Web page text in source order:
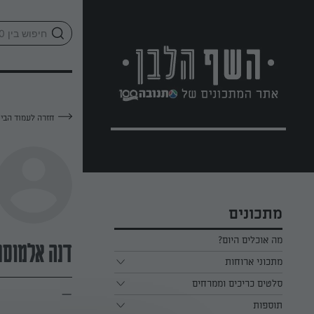
מתכונים
מה אוכלים היום?
מתכוני ארוחות
ארוחת בוקר
ארוחת צהריים
סלטים כריכים וממרחים
כל הסלטים כריכים וממרחים
תוספות
חזרה לעמוד
דנה
—